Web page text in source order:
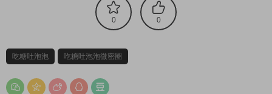
0 0
吃糖吐泡泡 吃糖吐泡泡微密圈